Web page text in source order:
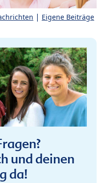
| Eigene Beiträge
und deinen
da!